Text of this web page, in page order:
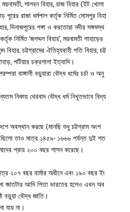
শালবন বিহার, রাজ বিহার (ইট খোলা
পুরের রাজা ধর্মপাল কর্তৃক নির্মিত সোমপুর বিহা
দিনাজপুরের গঙ্গা ও করতোয়া নদীর সঙ্গমস্থ
নির্মিত ‘জগদ্দল বিহার’, ময়নামতী পাহাড়ের
বিহার, চট্টগ্রামের ঐতিহ্যবাহী পতি বিহার, চট্ট
পটিয়ার চক্রশালা ইত্যাদি।
বাঙ্গালী বড়ুয়ারা বৌদ্ধ ধর্মের চর্চা ও অনু
নিকায় থেরবাদ বৌদ্ধ ধর্ম নিখূতভাবে বিদ্য
অবস্থান করছে (মানছি শুধু চট্টগ্রাম অংশ
ছিলো তাও মাত্র ১৪৫৯- ১৬৬৬ পর্যন্ত দুই শত
প্রায় ২০০ বছর শাসন করেছে।
২০৭ বছর বার্মার অধীনে এবং ১৯০ বছর ইং
জাতটার আদি পিতা ভারতের হলেও এখন অব
বড়ুয়া বৌদ্ধ জাতি।
যায় না।